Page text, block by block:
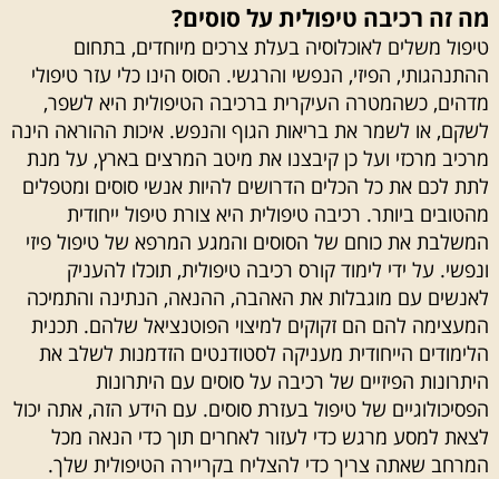
מה זה רכיבה טיפולית על סוסים?
טיפול משלים לאוכלוסיה בעלת צרכים מיוחדים, בתחום
ההתנהגותי, הפיזי, הנפשי והרגשי. הסוס הינו כלי עזר טיפולי
מדהים, כשהמטרה העיקרית ברכיבה הטיפולית היא לשפר,
לשקם, או לשמר את בריאות הגוף והנפש. איכות ההוראה הינה
מרכיב מרכזי ועל כן קיבצנו את מיטב המרצים בארץ, על מנת
לתת לכם את כל הכלים הדרושים להיות אנשי סוסים ומטפלים
מהטובים ביותר. רכיבה טיפולית היא צורת טיפול ייחודית
המשלבת את כוחם של הסוסים והמגע המרפא של טיפול פיזי
ונפשי. על ידי לימוד קורס רכיבה טיפולית, תוכלו להעניק
לאנשים עם מוגבלות את האהבה, ההנאה, הנתינה והתמיכה
המעצימה להם הם זקוקים למיצוי הפוטנציאל שלהם. תכנית
הלימודים הייחודית מעניקה לסטודנטים הזדמנות לשלב את
היתרונות הפיזיים של רכיבה על סוסים עם היתרונות
הפסיכולוגיים של טיפול בעזרת סוסים. עם הידע הזה, אתה יכול
לצאת למסע מרגש כדי לעזור לאחרים תוך כדי הנאה מכל
המרחב שאתה צריך כדי להצליח בקריירה הטיפולית שלך.